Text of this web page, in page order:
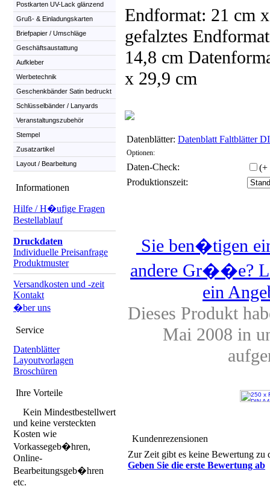
Postkarten UV-Lack glänzend
Gruß- & Einladungskarten
Briefpapier / Umschläge
Geschäftsaustattung
Aufkleber
Werbetechnik
Geschenkbänder Satin bedruckt
Schlüsselbänder / Lanyards
Veranstaltungszubehör
Stempel
Zusatzartikel
Layout / Bearbeitung
Informationen
Hilfe / H�ufige Fragen
Bestellablauf
Druckdaten
Individuelle Preisanfrage
Produktmuster
Versandkosten und -zeit
Kontakt
�ber uns
Service
Datenblätter
Layoutvorlagen
Broschüren
Ihre Vorteile
Kein Mindestbestellwert
und keine versteckten
Kosten wie
Vorkassegeb�hren,
Online-
Bearbeitungsgeb�hren
etc.
Endformat: 21 cm
gefalztes
14,8 cm
x 29,9 cm
Datenblätter: Datenblatt Faltblätter
Optionen:
Daten-Check:
(+
Produktionszeit:
Sie ben�tigen
andere Gr��e?
ein
Dieses Produkt
Mai 2008 in
Kundenrezensionen
Zur Zeit gibt es keine Bewertung zu
Geben Sie die erste Bewertung ab